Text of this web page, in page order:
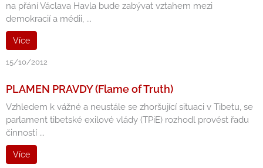
na přání Václava Havla bude zabývat vztahem mezi
demokracií a médii, ...
Více
15/10/2012
PLAMEN PRAVDY (Flame of Truth)
Vzhledem k vážné a neustále se zhoršující situaci v Tibetu, se
parlament tibetské exilové vlády (TPiE) rozhodl provést řadu
činností ...
Více